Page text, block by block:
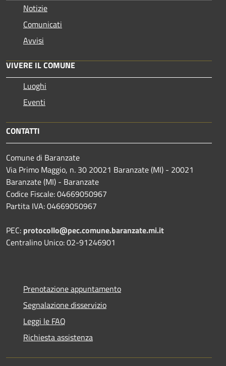
Notizie
Comunicati
Avvisi
VIVERE IL COMUNE
Luoghi
Eventi
CONTATTI
Comune di Baranzate
Via Primo Maggio, n. 30 20021 Baranzate (MI) - 20021
Baranzate (MI) - Baranzate
Codice Fiscale: 04669050967
Partita IVA: 04669050967
PEC: protocollo@pec.comune.baranzate.mi.it
Centralino Unico: 02-91246901
Prenotazione appuntamento
Segnalazione disservizio
Leggi le FAQ
Richiesta assistenza